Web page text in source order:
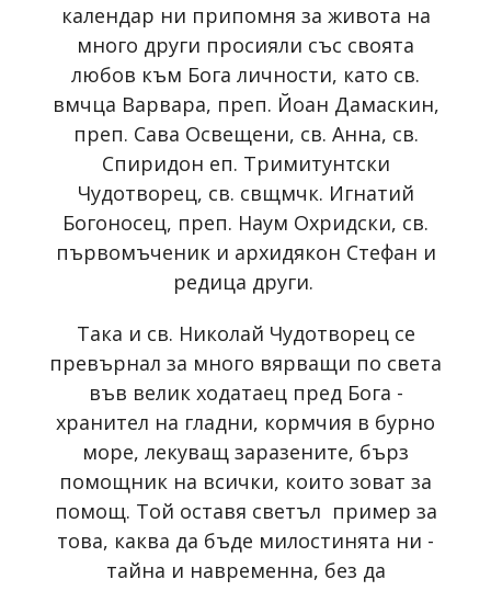
календар ни припомня за живота на
много други просияли със своята
любов към Бога личности, като св.
вмчца Варвара, преп. Йоан Дамаскин,
преп. Сава Освещени, св. Анна, св.
Спиридон еп. Тримитунтски
Чудотворец, св. свщмчк. Игнатий
Богоносец, преп. Наум Охридски, св.
първомъченик и архидякон Стефан и
редица други.
Така и св. Николай Чудотворец се
превърнал за много вярващи по света
във велик ходатаец пред Бога -
хранител на гладни, кормчия в бурно
море, лекуващ заразените, бърз
помощник на всички, които зоват за
помощ. Той оставя светъл пример за
това, каква да бъде милостинята ни -
тайна и навременна, без да